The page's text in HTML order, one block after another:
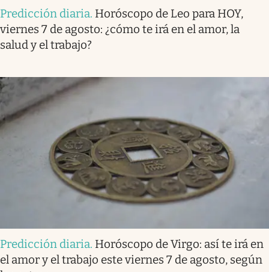
Predicción diaria. Horóscopo de Leo para HOY,
viernes 7 de agosto: ¿cómo te irá en el amor, la
salud y el trabajo?
Predicción diaria. Horóscopo de Virgo: así te irá en
el amor y el trabajo este viernes 7 de agosto, según